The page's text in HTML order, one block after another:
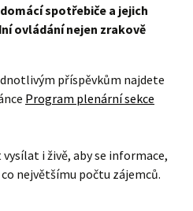
spotřebiče a jejich
ovládání nejen zrakově
příspěvkům najdete
Program plenární sekce
i živě, aby se informace,
největšímu počtu zájemců.